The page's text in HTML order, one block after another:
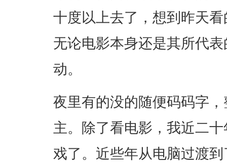
十度以上去了，想到昨天
无论电影本身还是其所代
动。
夜里有的没的随便码码字
主。除了看电影，我近二
戏了。近些年从电脑过渡